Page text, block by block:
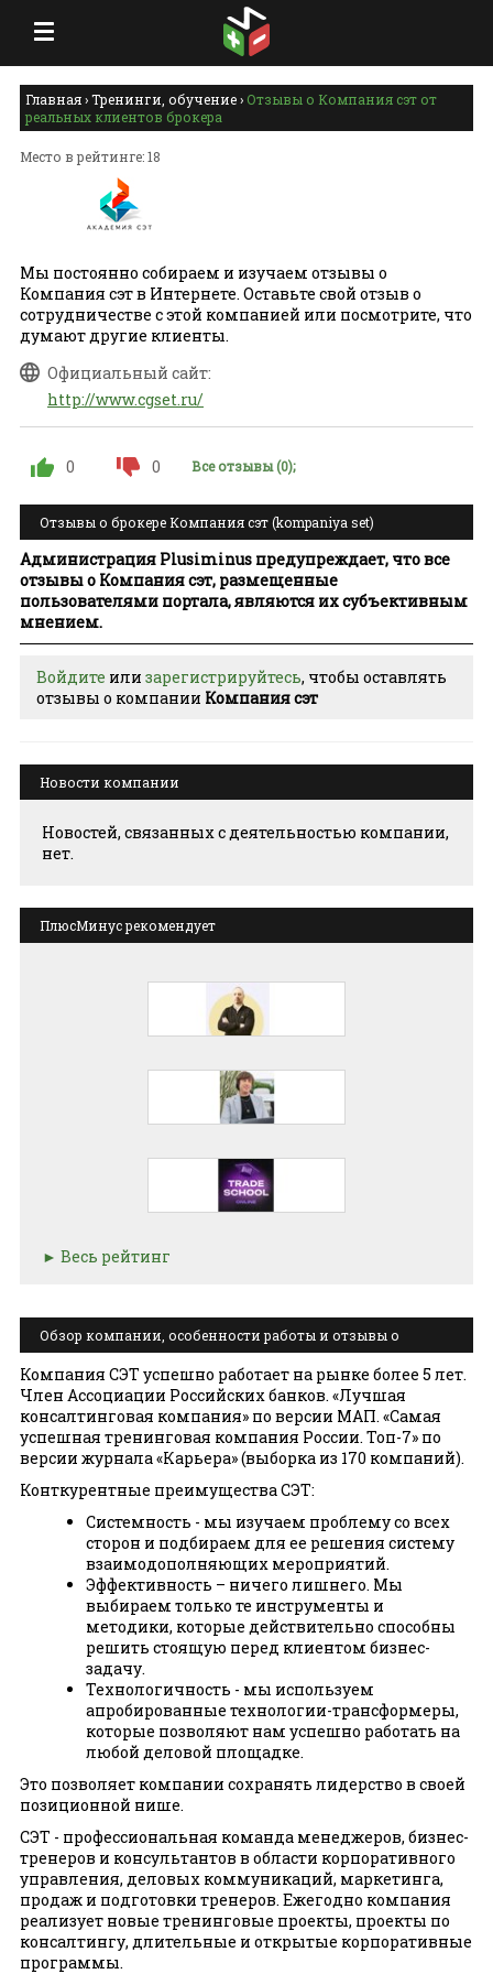
Главная›Тренинги, обучение› Отзывы о Компания сэт от
реальных клиентов брокера
Место в рейтинге: 18
Мы постоянно собираем и изучаем отзывы о
Компания сэт в Интернете. Оставьте свой отзыв о
сотрудничестве с этой компанией или посмотрите, что
думают другие клиенты.
Официальный сайт:
http://www.cgset.ru/
0 0 Все отзывы (0);
Отзывы о брокере Компания сэт (kompaniya set)
Администрация Plusiminus предупреждает, что все
отзывы о Компания сэт, размещенные
пользователями портала, являются их субъективным
мнением.
Войдите или зарегистрируйтесь, чтобы оставлять
отзывы о компании Компания сэт
Новости компании
Новостей, связанных с деятельностью компании,
нет.
ПлюсМинус рекомендует
Весь рейтинг
Обзор компании, особенности работы и отзывы о
Компания сэт
Компания СЭТ успешно работает на рынке более 5 лет.
Член Ассоциации Российских банков. «Лучшая
консалтинговая компания» по версии МАП. «Самая
успешная тренинговая компания России. Топ-7» по
версии журнала «Карьера» (выборка из 170 компаний).
Конткурентные преимущества СЭТ:
Системность - мы изучаем проблему со всех
сторон и подбираем для ее решения систему
взаимодополняющих мероприятий.
Эффективность – ничего лишнего. Мы
выбираем только те инструменты и
методики, которые действительно способны
решить стоящую перед клиентом бизнес-
задачу.
Технологичность - мы используем
апробированные технологии-трансформеры,
которые позволяют нам успешно работать на
любой деловой площадке.
Это позволяет компании сохранять лидерство в своей
позиционной нише.
СЭТ - профессиональная команда менеджеров, бизнес-
тренеров и консультантов в области корпоративного
управления, деловых коммуникаций, маркетинга,
продаж и подготовки тренеров. Ежегодно компания
реализует новые тренинговые проекты, проекты по
консалтингу, длительные и открытые корпоративные
программы.